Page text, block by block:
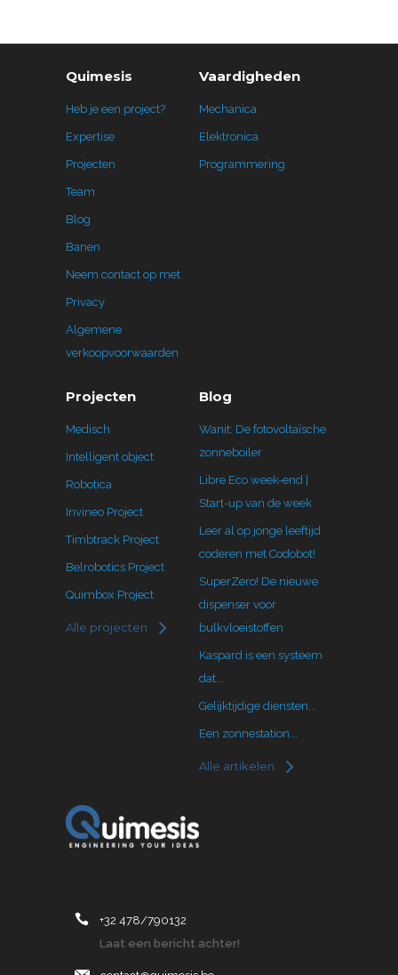
Quimesis
Heb je een project?
Expertise
Projecten
Team
Blog
Banen
Neem contact op met
Privacy
Algemene
verkoopvoorwaarden
Vaardigheden
Mechanica
Elektronica
Programmering
Projecten
Medisch
Intelligent object
Robotica
Invineo Project
Timbtrack Project
Belrobotics Project
Quimbox Project
Alle projecten
Blog
Wanit: De fotovoltaïsche
zonneboiler
Libre Eco week-end |
Start-up van de week
Leer al op jonge leeftijd
coderen met Codobot!
SuperZero! De nieuwe
dispenser voor
bulkvloeistoffen
Kaspard is een systeem
dat...
Gelijktijdige diensten...
Een zonnestation...
Alle artikelen
+32 478/790132
Laat een bericht achter!